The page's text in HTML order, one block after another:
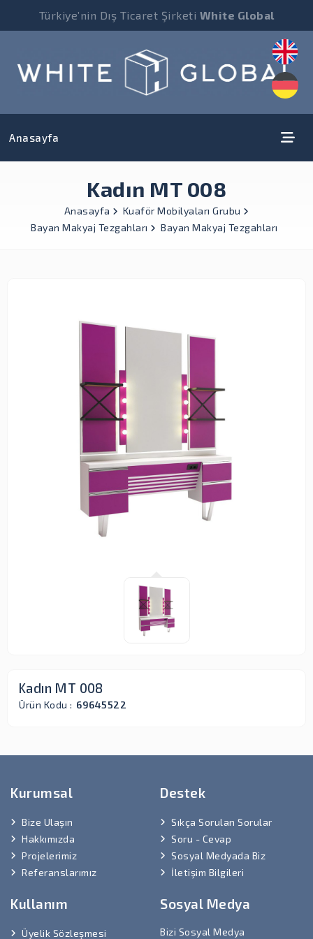
Türkiye’nin Dış Ticaret Şirketi White Global
Anasayfa
Kadın MT 008
Anasayfa
Kuaför Mobilyaları Grubu
Bayan Makyaj Tezgahları
Bayan Makyaj Tezgahları
Kadın MT 008
Ürün Kodu : 69645522
Kurumsal
Bize Ulaşın
Hakkımızda
Projelerimiz
Referanslarımız
Destek
Sıkça Sorulan Sorular
Soru - Cevap
Sosyal Medyada Biz
İletişim Bilgileri
Kullanım
Üyelik Sözleşmesi
Sosyal Medya
Bizi Sosyal Medya